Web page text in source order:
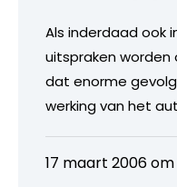
Als inderdaad ook
uitspraken
dat enorme
werking van het
17 maart 2006 om